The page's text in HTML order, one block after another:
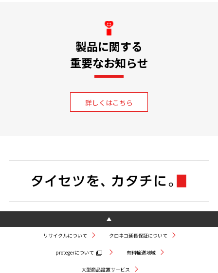
製品に関する
重要なお知らせ
詳しくはこちら
リサイクルについて クロネコ延長保証について
protegerについて 有料輸送地域
大型商品設置サービス